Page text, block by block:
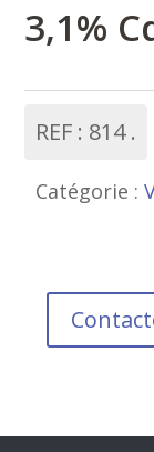
3,1%
REF : 814
Catégorie :